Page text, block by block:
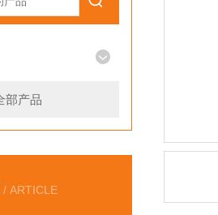
部产品
/ ARTICLE